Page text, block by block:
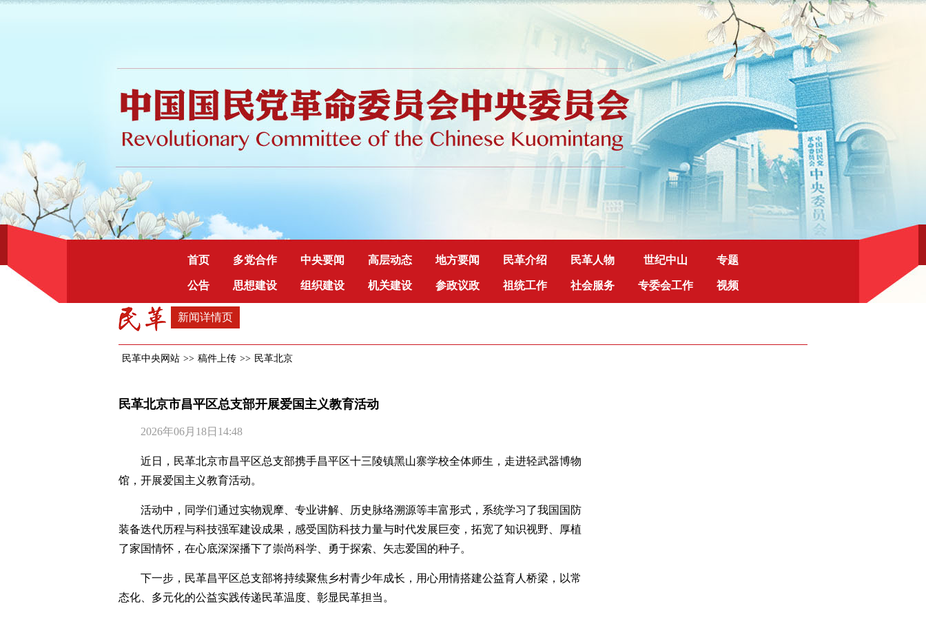
首页 多党合作 中央要闻 高层动态 地方要闻 民革介绍 民革人物 世纪中山 专题
公告 思想建设 组织建设 机关建设 参政议政 祖统工作 社会服务 专委会工作 视频
新闻详情页
民革中央网站 >> 稿件上传 >> 民革北京
民革北京市昌平区总支部开展爱国主义教育活动
2026年06月18日14:48
近日，民革北京市昌平区总支部携手昌平区十三陵镇黑山寨学校全体师生，走进轻武器博物
馆，开展爱国主义教育活动。
活动中，同学们通过实物观摩、专业讲解、历史脉络溯源等丰富形式，系统学习了我国国防
装备迭代历程与科技强军建设成果，感受国防科技力量与时代发展巨变，拓宽了知识视野、厚植
了家国情怀，在心底深深播下了崇尚科学、勇于探索、矢志爱国的种子。
下一步，民革昌平区总支部将持续聚焦乡村青少年成长，用心用情搭建公益育人桥梁，以常
态化、多元化的公益实践传递民革温度、彰显民革担当。